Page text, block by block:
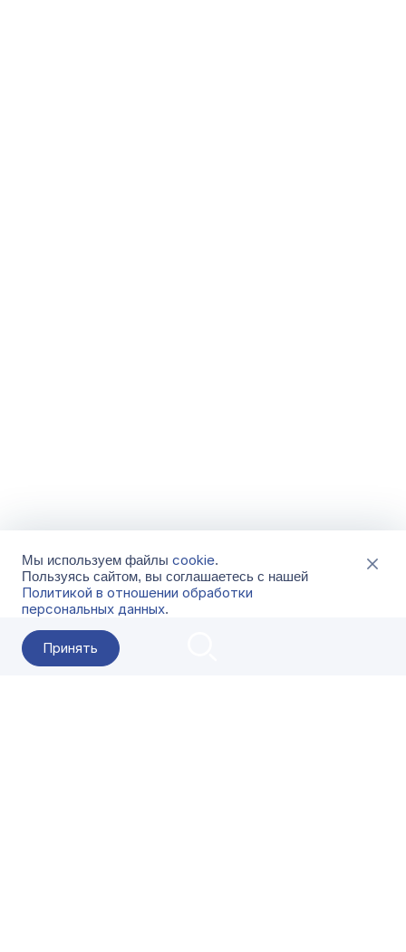
Мы используем файлы cookie.
Пользуясь сайтом, вы соглашаетесь с нашей
Политикой в отношении обработки
персональных данных.
Принять